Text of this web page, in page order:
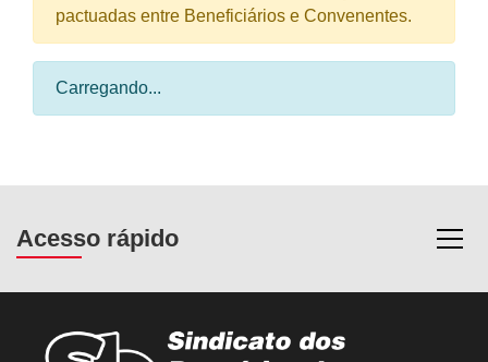
pactuadas entre Beneficiários e Convenentes.
Carregando...
Acesso rápido